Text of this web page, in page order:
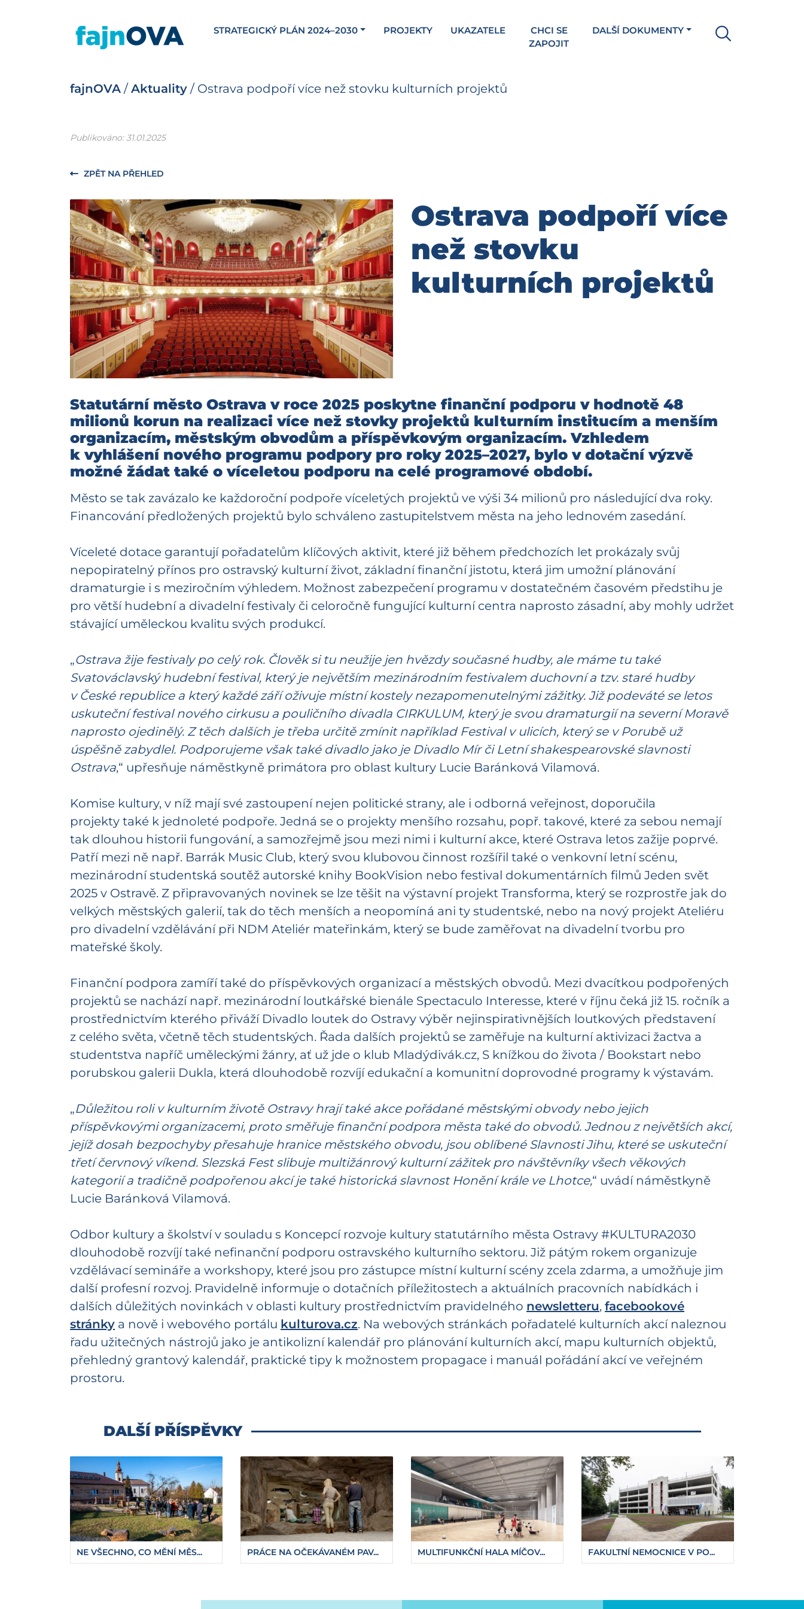
STRATEGICKÝ PLÁN 2024–2030 PROJEKTY UKAZATELE
CHCI SE
ZAPOJIT
DALŠÍ DOKUMENTY
fajnOVA / Aktuality / Ostrava podpoří více než stovku kulturních projektů
Publikováno: 31.01.2025
ZPĚT NA PŘEHLED
Ostrava podpoří více
než stovku
kulturních projektů
Statutární město Ostrava v roce 2025 poskytne finanční podporu v hodnotě 48
milionů korun na realizaci více než stovky projektů kulturním institucím a menším
organizacím, městským obvodům a příspěvkovým organizacím. Vzhledem
k vyhlášení nového programu podpory pro roky 2025–2027, bylo v dotační výzvě
možné žádat také o víceletou podporu na celé programové období.
Město se tak zavázalo ke každoroční podpoře víceletých projektů ve výši 34 milionů pro následující dva roky.
Financování předložených projektů bylo schváleno zastupitelstvem města na jeho lednovém zasedání.
Víceleté dotace garantují pořadatelům klíčových aktivit, které již během předchozích let prokázaly svůj
nepopiratelný přínos pro ostravský kulturní život, základní finanční jistotu, která jim umožní plánování
dramaturgie i s meziročním výhledem. Možnost zabezpečení programu v dostatečném časovém předstihu je
pro větší hudební a divadelní festivaly či celoročně fungující kulturní centra naprosto zásadní, aby mohly udržet
stávající uměleckou kvalitu svých produkcí.
„Ostrava žije festivaly po celý rok. Člověk si tu neužije jen hvězdy současné hudby, ale máme tu také
Svatováclavský hudební festival, který je největším mezinárodním festivalem duchovní a tzv. staré hudby
v České republice a který každé září oživuje místní kostely nezapomenutelnými zážitky. Již podeváté se letos
uskuteční festival nového cirkusu a pouličního divadla CIRKULUM, který je svou dramaturgií na severní Moravě
naprosto ojedinělý. Z těch dalších je třeba určitě zmínit například Festival v ulicích, který se v Porubě už
úspěšně zabydlel. Podporujeme však také divadlo jako je Divadlo Mír či Letní shakespearovské slavnosti
Ostrava,“ upřesňuje náměstkyně primátora pro oblast kultury Lucie Baránková Vilamová.
Komise kultury, v níž mají své zastoupení nejen politické strany, ale i odborná veřejnost, doporučila
projekty také k jednoleté podpoře. Jedná se o projekty menšího rozsahu, popř. takové, které za sebou nemají
tak dlouhou historii fungování, a samozřejmě jsou mezi nimi i kulturní akce, které Ostrava letos zažije poprvé.
Patří mezi ně např. Barrák Music Club, který svou klubovou činnost rozšířil také o venkovní letní scénu,
mezinárodní studentská soutěž autorské knihy BookVision nebo festival dokumentárních filmů Jeden svět
2025 v Ostravě. Z připravovaných novinek se lze těšit na výstavní projekt Transforma, který se rozprostře jak do
velkých městských galerií, tak do těch menších a neopomíná ani ty studentské, nebo na nový projekt Ateliéru
pro divadelní vzdělávání při NDM Ateliér mateřinkám, který se bude zaměřovat na divadelní tvorbu pro
mateřské školy.
Finanční podpora zamíří také do příspěvkových organizací a městských obvodů. Mezi dvacítkou podpořených
projektů se nachází např. mezinárodní loutkářské bienále Spectaculo Interesse, které v říjnu čeká již 15. ročník a
prostřednictvím kterého přiváží Divadlo loutek do Ostravy výběr nejinspirativnějších loutkových představení
z celého světa, včetně těch studentských. Řada dalších projektů se zaměřuje na kulturní aktivizaci žactva a
studentstva napříč uměleckými žánry, ať už jde o klub Mladýdivák.cz, S knížkou do života / Bookstart nebo
porubskou galerii Dukla, která dlouhodobě rozvíjí edukační a komunitní doprovodné programy k výstavám.
„Důležitou roli v kulturním životě Ostravy hrají také akce pořádané městskými obvody nebo jejich
příspěvkovými organizacemi, proto směřuje finanční podpora města také do obvodů. Jednou z největších akcí,
jejíž dosah bezpochyby přesahuje hranice městského obvodu, jsou oblíbené Slavnosti Jihu, které se uskuteční
třetí červnový víkend. Slezská Fest slibuje multižánrový kulturní zážitek pro návštěvníky všech věkových
kategorií a tradičně podpořenou akcí je také historická slavnost Honění krále ve Lhotce,“ uvádí náměstkyně
Lucie Baránková Vilamová.
Odbor kultury a školství v souladu s Koncepcí rozvoje kultury statutárního města Ostravy #KULTURA2030
dlouhodobě rozvíjí také nefinanční podporu ostravského kulturního sektoru. Již pátým rokem organizuje
vzdělávací semináře a workshopy, které jsou pro zástupce místní kulturní scény zcela zdarma, a umožňuje jim
další profesní rozvoj. Pravidelně informuje o dotačních příležitostech a aktuálních pracovních nabídkách i
dalších důležitých novinkách v oblasti kultury prostřednictvím pravidelného newsletteru, facebookové
stránky a nově i webového portálu kulturova.cz. Na webových stránkách pořadatelé kulturních akcí naleznou
řadu užitečných nástrojů jako je antikolizní kalendář pro plánování kulturních akcí, mapu kulturních objektů,
přehledný grantový kalendář, praktické tipy k možnostem propagace i manuál pořádání akcí ve veřejném
prostoru.
DALŠÍ PŘÍSPĚVKY
NE VŠECHNO, CO MĚNÍ MĚS... PRÁCE NA OČEKÁVANÉM PAV... MULTIFUNKČNÍ HALA MÍČOV... FAKULTNÍ NEMOCNICE V PO...